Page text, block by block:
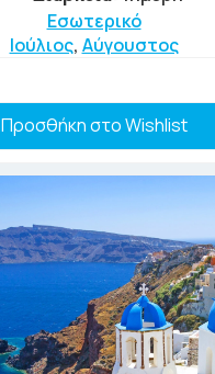
Εσωτερικό
Ιούλιος, Αύγουστος
Προσθήκη στο Wishlist